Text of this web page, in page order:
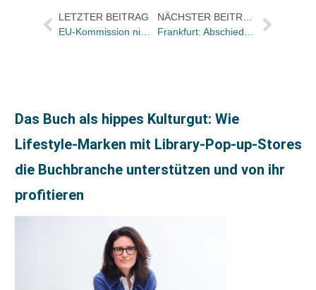
LETZTER BEITRAG
EU-Kommission nimmt Apple und fünf Großverlage ins Visier
Das Buch als hippes Kulturgut: Wie
Lifestyle-Marken mit Library-Pop-up-Stores
die Buchbranche unterstützen und von ihr
profitieren